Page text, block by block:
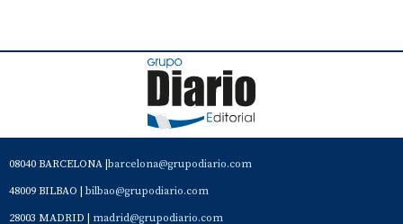
08040 BARCELONA | barcelona@grupodiario.com
48009 BILBAO | bilbao@grupodiario.com
28003 MADRID | madrid@grupodiario.com